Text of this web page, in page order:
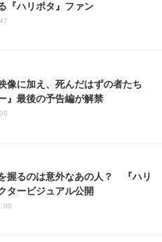
ハリポタ』ファン
像に加え、死んだはずの者たち
』最後の予告編が解禁
握るのは意外なあの人？ 『ハリ
タービジュアル公開